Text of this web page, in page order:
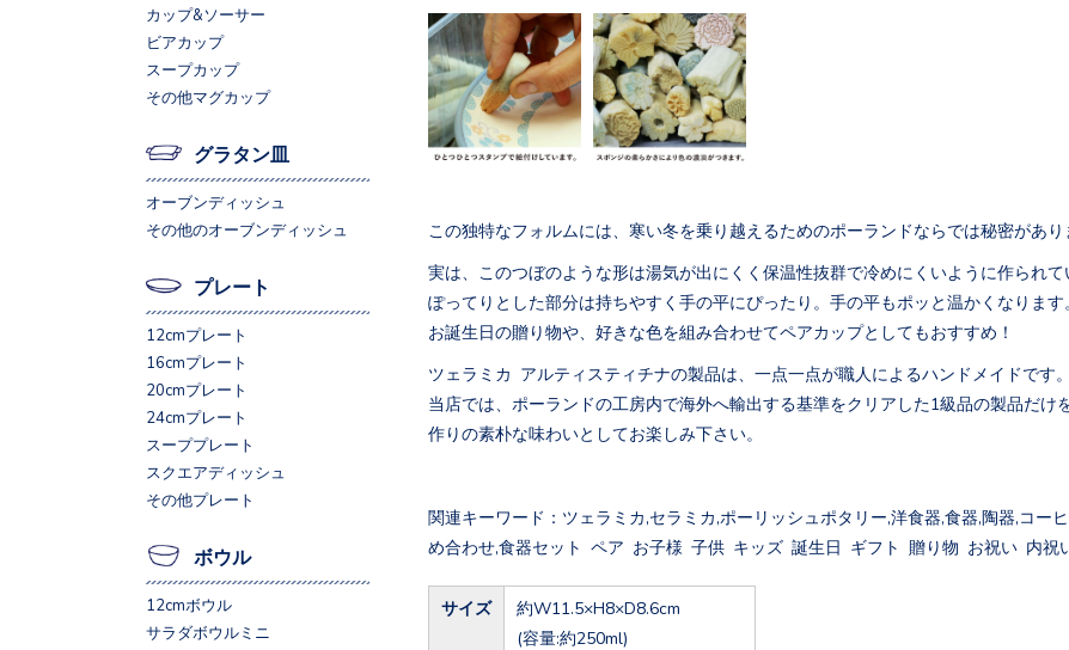
この独特なフォルムには、寒い冬を乗り越えるためのポーランドならでは秘密があり
実は、このつぼのような形は湯気が出にくく保温性抜群で冷めにくいように作られて
ぽってりとした部分は持ちやすく手の平にぴったり。手の平もポッと温かくなります
お誕生日の贈り物や、好きな色を組み合わせてペアカップとしてもおすすめ！
ツェラミカ アルティスティチナの製品は、一点一点が職人によるハンドメイドです。
当店では、ポーランドの工房内で海外へ輸出する基準をクリアした1級品の製品だ
作りの素朴な味わいとしてお楽しみ下さい。
関連キーワード：ツェラミカ,セラミカ,ポーリッシュポタリー,洋食器,食器,陶器,コー
め合わせ,食器セット ペア お子様 子供 キッズ 誕生日 ギフト 贈り物 お祝い 内祝
サイズ
約W11.5×H8×D8.6cm
(容量:約250ml)
カップ&ソーサー
ビアカップ
スープカップ
その他マグカップ
グラタン皿
オーブンディッシュ
その他のオーブンディッシュ
プレート
12cmプレート
16cmプレート
20cmプレート
24cmプレート
スーププレート
スクエアディッシュ
その他プレート
ボウル
12cmボウル
サラダボウルミニ